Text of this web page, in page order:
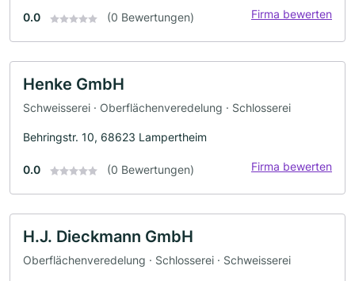
0.0 (0 Bewertungen) Firma bewerten
Henke GmbH
Schweisserei · Oberflächenveredelung · Schlosserei
Behringstr. 10, 68623 Lampertheim
0.0 (0 Bewertungen) Firma bewerten
H.J. Dieckmann GmbH
Oberflächenveredelung · Schlosserei · Schweisserei